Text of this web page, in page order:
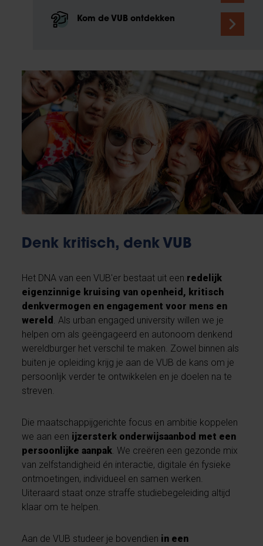
Kom de VUB ontdekken
Denk kritisch, denk VUB
Het DNA van een VUB'er bestaat uit een redelijk
eigenzinnige kruising van openheid, kritisch
denkvermogen en engagement voor mens en
wereld
. Als urban engaged university willen we je
helpen om als geëngageerd en autonoom denkend
wereldburger het verschil te maken. Zowel binnen als
buiten je opleiding krijg je aan de VUB de kans om je
persoonlijk verder te ontwikkelen en je doelen na te
streven.
Die maatschappijgerichte focus en ambitie koppelen
we aan een ijzersterk onderwijsaanbod met een
persoonlijke aanpak . We creëren een gezonde mix
van zelfstandigheid én interactie, digitale én fysieke
ontmoetingen, individueel en samen werken.
Uiteraard staat onze straffe studiebegeleiding altijd
klaar om te helpen.
Aan de VUB studeer je bovendien in een